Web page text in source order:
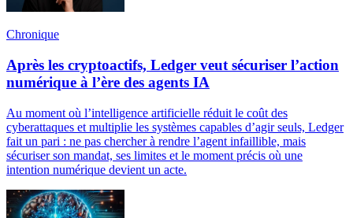
Chronique
Après les cryptoactifs, Ledger veut sécuriser l’action
numérique à l’ère des agents IA
Au moment où l’intelligence artificielle réduit le coût des
cyberattaques et multiplie les systèmes capables d’agir seuls, Ledger
fait un pari : ne pas chercher à rendre l’agent infaillible, mais
sécuriser son mandat, ses limites et le moment précis où une
intention numérique devient un acte.